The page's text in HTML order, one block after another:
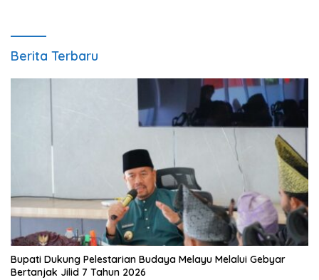
Berita Terbaru
Bupati Dukung Pelestarian Budaya Melayu Melalui Gebyar
Bertanjak Jilid 7 Tahun 2026